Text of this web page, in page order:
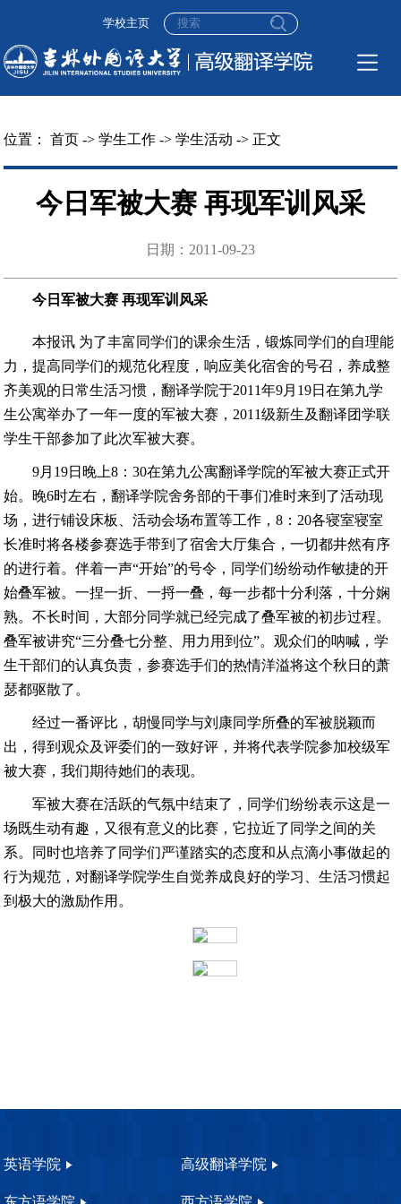
学校主页
位置：首页 ->学生工作 ->学生活动 -> 正文
今日军被大赛 再现军训风采
日期：2011-09-23
今日军被大赛 再现军训风采
本报讯 为了丰富同学们的课余生活，锻炼同学们的自理能
力，提高同学们的规范化程度，响应美化宿舍的号召，养成整
齐美观的日常生活习惯，翻译学院于2011年9月19日在第九学
生公寓举办了一年一度的军被大赛，2011级新生及翻译团学联
学生干部参加了此次军被大赛。
9月19日晚上8：30在第九公寓翻译学院的军被大赛正式开
始。晚6时左右，翻译学院舍务部的干事们准时来到了活动现
场，进行铺设床板、活动会场布置等工作，8：20各寝室寝室
长准时将各楼参赛选手带到了宿舍大厅集合，一切都井然有序
的进行着。伴着一声“开始”的号令，同学们纷纷动作敏捷的开
始叠军被。一捏一折、一捋一叠，每一步都十分利落，十分娴
熟。不长时间，大部分同学就已经完成了叠军被的初步过程。
叠军被讲究“三分叠七分整、用力用到位”。观众们的呐喊，学
生干部们的认真负责，参赛选手们的热情洋溢将这个秋日的萧
瑟都驱散了。
经过一番评比，胡慢同学与刘康同学所叠的军被脱颖而
出，得到观众及评委们的一致好评，并将代表学院参加校级军
被大赛，我们期待她们的表现。
军被大赛在活跃的气氛中结束了，同学们纷纷表示这是一
场既生动有趣，又很有意义的比赛，它拉近了同学之间的关
系。同时也培养了同学们严谨踏实的态度和从点滴小事做起的
行为规范，对翻译学院学生自觉养成良好的学习、生活习惯起
到极大的激励作用。
英语学院 高级翻译学院